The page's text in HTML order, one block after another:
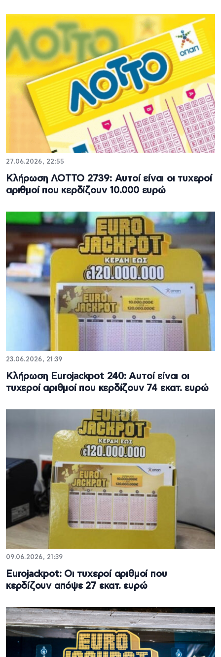
27.06.2026, 22:55
Κλήρωση ΛΟΤΤΟ 2739: Αυτοί είναι οι τυχεροί
αριθμοί που κερδίζουν 10.000 ευρώ
23.06.2026, 21:39
Κλήρωση Eurojackpot 240: Αυτοί είναι οι
τυχεροί αριθμοί που κερδίζουν 74 εκατ. ευρώ
09.06.2026, 21:39
Eurojackpot: Οι τυχεροί αριθμοί που
κερδίζουν απόψε 27 εκατ. ευρώ